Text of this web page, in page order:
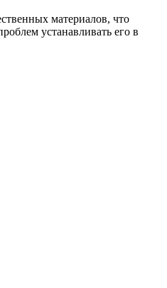
материалов, что
устанавливать его в